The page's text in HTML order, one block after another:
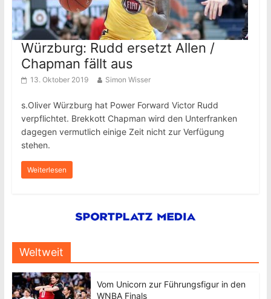
Würzburg: Rudd ersetzt Allen /
Chapman fällt aus
13. Oktober 2019 Simon Wisser
s.Oliver Würzburg hat Power Forward Victor Rudd
verpflichtet. Brekkott Chapman wird den Unterfranken
dagegen vermutlich einige Zeit nicht zur Verfügung
stehen.
Weiterlesen
Weltweit
Vom Unicorn zur Führungsfigur in den
WNBA Finals